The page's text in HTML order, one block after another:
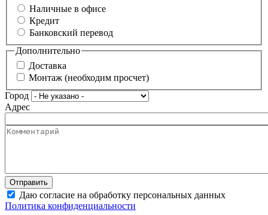
Наличные в офисе
Кредит
Банковский перевод
Дополнительно
Доставка
Монтаж (необходим просчет)
Город
Адрес
Даю согласие на обработку персональных данных
Политика конфиденциальности